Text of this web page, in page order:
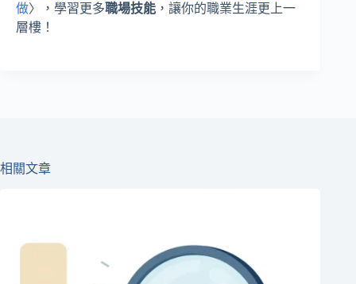
做〉，學習更多職場技能 ，讓你的職業生涯更上一
層樓！
相關文章